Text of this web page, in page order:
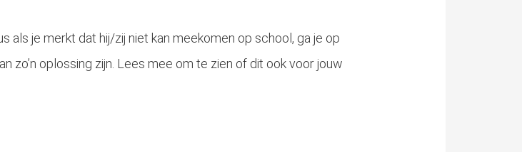
als je merkt dat hij/zij niet kan meekomen op school, ga je op
zo’n oplossing zijn. Lees mee om te zien of dit ook voor jouw